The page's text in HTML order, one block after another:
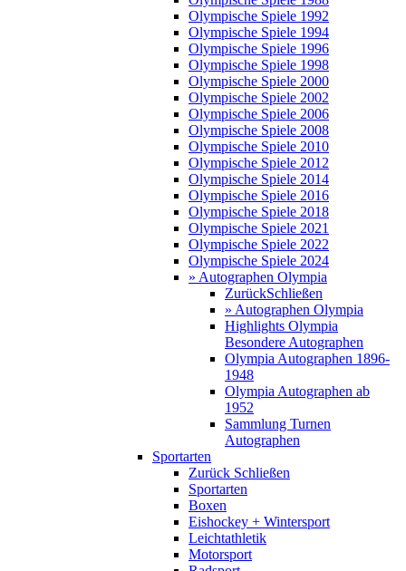
Olympische Spiele 1992
Olympische Spiele 1994
Olympische Spiele 1996
Olympische Spiele 1998
Olympische Spiele 2000
Olympische Spiele 2002
Olympische Spiele 2006
Olympische Spiele 2008
Olympische Spiele 2010
Olympische Spiele 2012
Olympische Spiele 2014
Olympische Spiele 2016
Olympische Spiele 2018
Olympische Spiele 2021
Olympische Spiele 2022
Olympische Spiele 2024
» Autographen Olympia
ZurückSchließen
» Autographen Olympia
Highlights Olympia
Besondere Autographen
Olympia Autographen 1896-
1948
Olympia Autographen ab
1952
Sammlung Turnen
Autographen
Sportarten
Zurück Schließen
Sportarten
Boxen
Eishockey + Wintersport
Leichtathletik
Motorsport